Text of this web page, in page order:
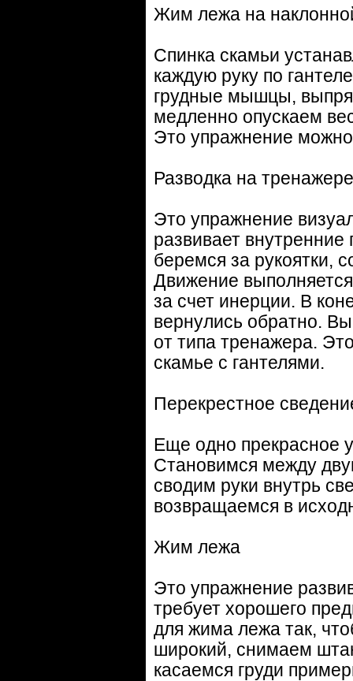
Жим лежа на
Спинка скамьи
каждую руку по
грудные мышцы,
медленно опускаем
Это упражнение
Разводка на тренажере
Это упражнение
развивает
беремся за рукоятки,
Движение
за счет инерции. В
вернулись обратно.
от типа тренажера.
скамье с гантелями.
Перекрестное
Еще одно прекрасное
Становимся между
сводим руки внутрь
возвращаемся в
Жим лежа
Это упражнение
требует хорошего
для жима лежа так,
широкий, снимаем
касаемся груди